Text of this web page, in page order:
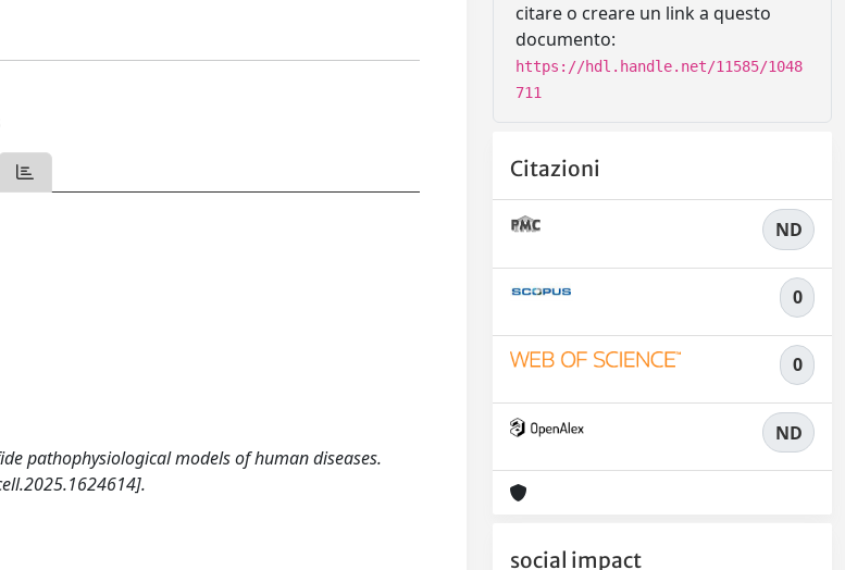
pathophysiological models of human diseases.
citare o creare un link a questo
documento:
https://hdl.handle.net/11585/1048
711
Citazioni
ND
0
0
ND
social impact